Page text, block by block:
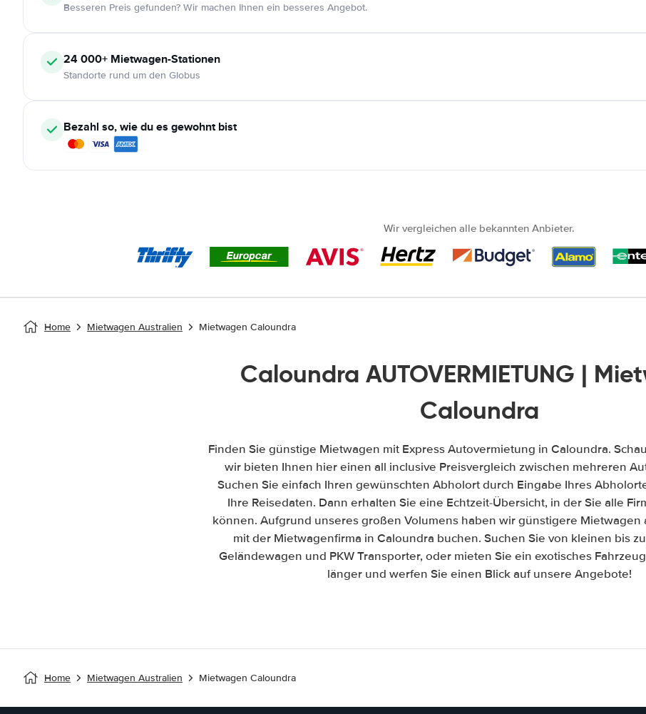
Besseren Preis gefunden? Wir machen Ihnen ein besseres Angebot.
24 000+ Mietwagen-Stationen
Standorte rund um den Globus
Bezahl so, wie du es gewohnt bist
Wir vergleichen alle bekannten Anbieter.
Home Mietwagen Australien Mietwagen Caloundra
Caloundra AUTOVERMIETUNG |
Caloundra
Finden Sie günstige Mietwagen mit Express Autovermietung in Caloundra.
wir bieten Ihnen hier einen all inclusive Preisvergleich zwischen mehreren
Suchen Sie einfach Ihren gewünschten Abholort durch Eingabe Ihres
Ihre Reisedaten. Dann erhalten Sie eine Echtzeit-Übersicht, in der Sie alle
können. Aufgrund unseres großen Volumens haben wir günstigere Mietwagen
mit der Mietwagenfirma in Caloundra buchen. Suchen Sie von kleinen bis
Geländewagen und PKW Transporter, oder mieten Sie ein exotisches
länger und werfen Sie einen Blick auf unsere Angebote!
Home Mietwagen Australien Mietwagen Caloundra